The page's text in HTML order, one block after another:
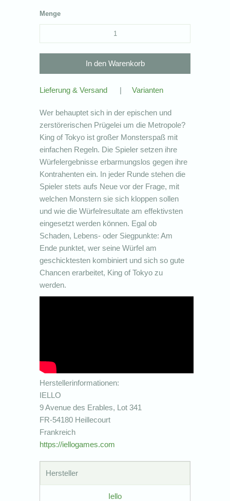
Menge
Lieferung & Versand | Varianten
Wer behauptet sich in der epischen und
zerstörerischen Prügelei um die Metropole?
King of Tokyo ist großer Monsterspaß mit
einfachen Regeln. Die Spieler setzen ihre
Würfelergebnisse erbarmungslos gegen ihre
Kontrahenten ein. In jeder Runde stehen die
Spieler stets aufs Neue vor der Frage, mit
welchen Monstern sie sich kloppen sollen
und wie die Würfelresultate am effektivsten
eingesetzt werden können. Egal ob
Schaden, Lebens- oder Siegpunkte: Am
Ende punktet, wer seine Würfel am
geschicktesten kombiniert und sich so gute
Chancen erarbeitet, King of Tokyo zu
werden.
Herstellerinformationen:
IELLO
9 Avenue des Erables, Lot 341
FR-54180 Heillecourt
Frankreich
https://iellogames.com
Hersteller
Iello